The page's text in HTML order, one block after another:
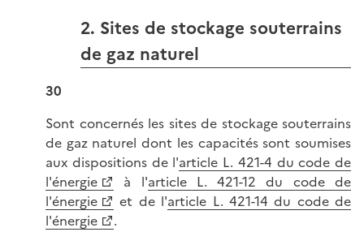
2. Sites de stockage souterrains
de gaz naturel
30
Sont concernés les sites de stockage souterrains
de gaz naturel dont les capacités sont soumises
aux dispositions de l'article L. 421-4 du code de
l'énergie
à l'article L. 421-12 du code de
l'énergie
et de l'article L. 421-14 du code de
l'énergie
.